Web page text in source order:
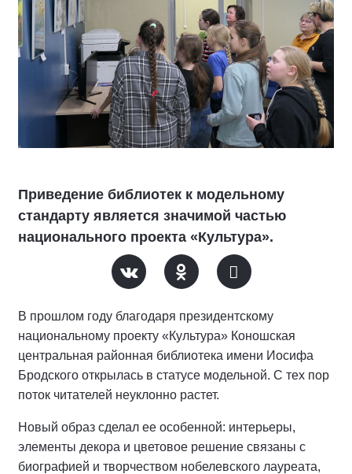
Приведение библиотек к модельному
стандарту является значимой частью
национального проекта «Культура».
В прошлом году благодаря президентскому
национальному проекту «Культура» Коношская
центральная районная библиотека имени Иосифа
Бродского открылась в статусе модельной. С тех пор
поток читателей неуклонно растет.
Новый образ сделал ее особенной: интерьеры,
элементы декора и цветовое решение связаны с
биографией и творчеством нобелевского лауреата,